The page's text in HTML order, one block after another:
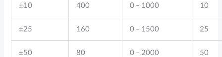
±10 400 0 – 1000 10
±25 160 0 – 1500 25
±50 80 0 – 2000 50